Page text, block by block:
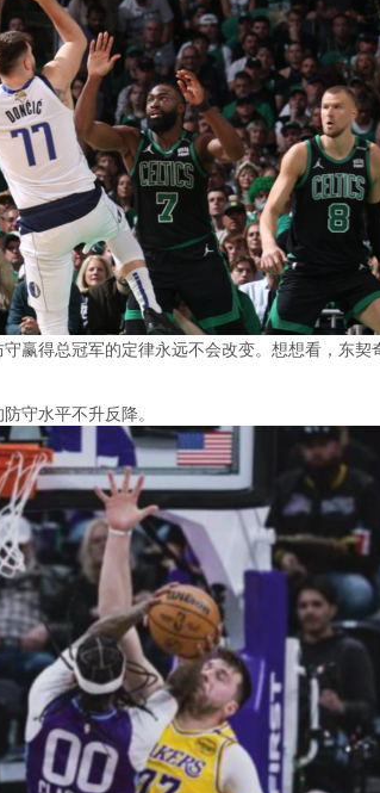
赢得总冠军的定律永远不会改变。想想看，东
守水平不升反降。